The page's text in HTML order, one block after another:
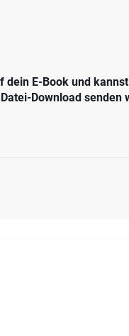
E-Book und
Download